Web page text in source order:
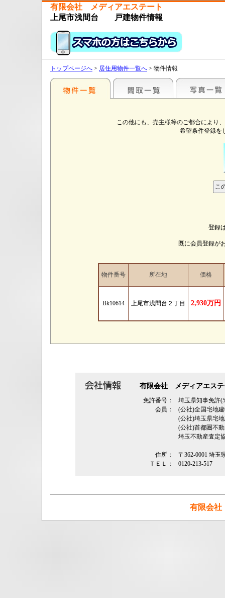
有限会社 メディアエステート
上尾市浅間台 戸建物件情報
トップページへ > 居住用物件一覧へ > 物件情報
この他にも、売主様等のご都合により
希望条件登録を
登録
既に会員登録が
物件番号 所在地 価格
Bk10614 上尾市浅間台２丁目 2,930万円
有限会社 メディアエステ
免許番号：
埼玉県知事免許
会員：
(公社)全国宅地
(公社)埼玉県宅
(公社)首都圏不
埼玉不動産査定
住所：
〒362‐0001 埼玉
ＴＥＬ：
0120-213-517
有限会